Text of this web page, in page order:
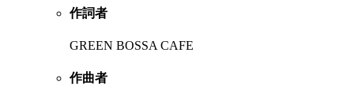
作詞者
GREEN BOSSA CAFE
作曲者